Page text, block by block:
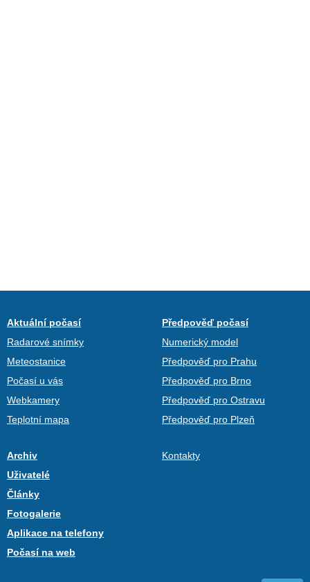
Aktuální počasí
Radarové snímky
Meteostanice
Počasí u vás
Webkamery
Teplotní mapa
Předpověď počasí
Numerický model
Předpověď pro Prahu
Předpověď pro Brno
Předpověď pro Ostravu
Předpověď pro Plzeň
Archiv
Uživatelé
Články
Fotogalerie
Aplikace na telefony
Počasí na web
Kontakty